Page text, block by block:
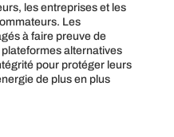
les entreprises et les
Les
à faire preuve de
alternatives
pour protéger leurs
de plus en plus